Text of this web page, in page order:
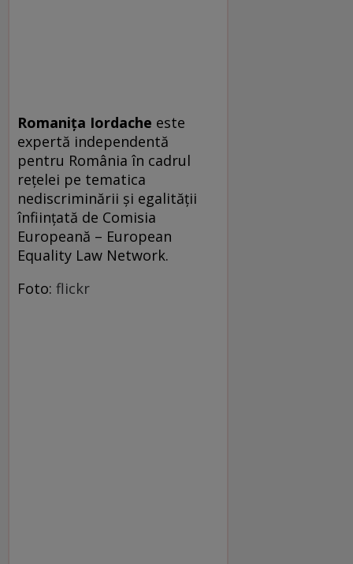
Romanița Iordache este
expertă independentă
pentru România în cadrul
rețelei pe tematica
nediscriminării și egalității
înființată de Comisia
Europeană – European
Equality Law Network.
Foto: flickr